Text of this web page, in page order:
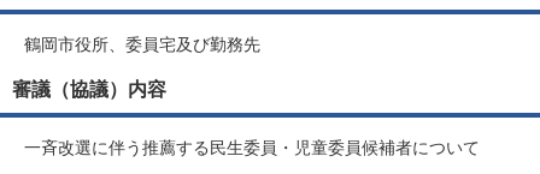
鶴岡市役所、委員宅及び勤務先
審議（協議）内容
一斉改選に伴う推薦する民生委員・児童委員候補者について